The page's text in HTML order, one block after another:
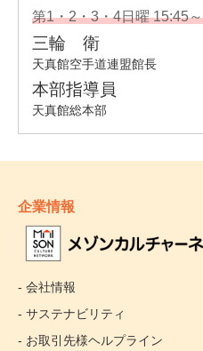
企業情報
- 会社情報
- サステナビリティ
- お取引先様ヘルプライン